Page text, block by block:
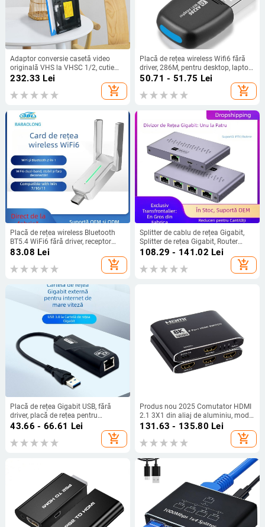
Adaptor conversie casetă video
originală VHS la VHSC 1/2, cutie
Minidv/Hi8, nu este compatibil
232.33 Lei
add_shopping_cart
Placă de rețea wireless Wifi6 fără
driver, 286M, pentru desktop, laptop,
receptor wireless WiFi USB,
50.71 - 51.75 Lei
add_shopping_cart
Placă de rețea wireless Bluetooth
BT5.4 WiFi6 fără driver, receptor
WiFi USB AX600 Bluetooth WiFi 2 în
83.08 Lei
add_shopping_cart
Splitter de cablu de rețea Gigabit,
Splitter de rețea Gigabit, Router
pentru computer și TV
108.29 - 141.02 Lei
add_shopping_cart
Placă de rețea Gigabit USB, fără
driver, placă de rețea pentru
interfață, convertor de calculator și
tabletă, Typec la RJ45, interfață de
cablu de rețea
43.66 - 66.61 Lei
add_shopping_cart
Produs nou 2025 Comutator HDMI
2.1 3X1 din aliaj de aluminiu, model
ultra-subțire cu Ir 8K la 60Hz
131.63 - 135.80 Lei
add_shopping_cart